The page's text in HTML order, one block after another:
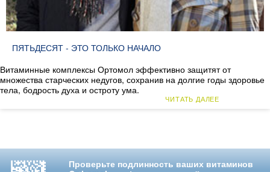
ПЯТЬДЕСЯТ - ЭТО ТОЛЬКО НАЧАЛО
Витаминные комплексы Ортомол эффективно защитят от
множества старческих недугов, сохранив на долгие годы здоровье
тела, бодрость духа и остроту ума.
ЧИТАТЬ ДАЛЕЕ
Проверьте подлинность ваших витаминов